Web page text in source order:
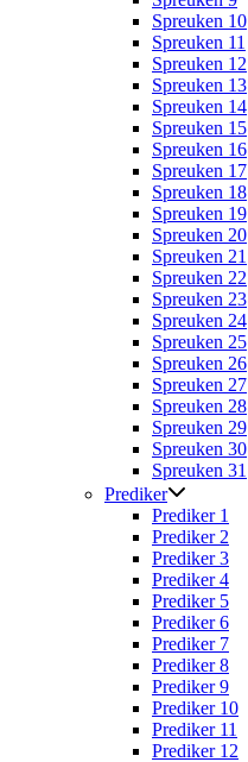
Spreuken 10
Spreuken 11
Spreuken 12
Spreuken 13
Spreuken 14
Spreuken 15
Spreuken 16
Spreuken 17
Spreuken 18
Spreuken 19
Spreuken 20
Spreuken 21
Spreuken 22
Spreuken 23
Spreuken 24
Spreuken 25
Spreuken 26
Spreuken 27
Spreuken 28
Spreuken 29
Spreuken 30
Spreuken 31
Prediker
Prediker 1
Prediker 2
Prediker 3
Prediker 4
Prediker 5
Prediker 6
Prediker 7
Prediker 8
Prediker 9
Prediker 10
Prediker 11
Prediker 12